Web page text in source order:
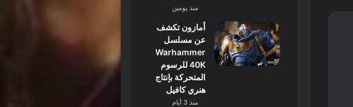
منذ يومين
أمازون تكشف
عن مسلسل
Warhammer
40K للرسوم
المتحركة بإنتاج
هنري كافيل
منذ 3 أيام